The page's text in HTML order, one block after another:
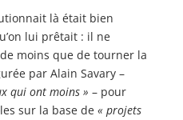
là était bien
lui prêtait : il ne
moins que de tourner la
par Alain Savary –
qui ont moins » – pour
sur la base de « projets